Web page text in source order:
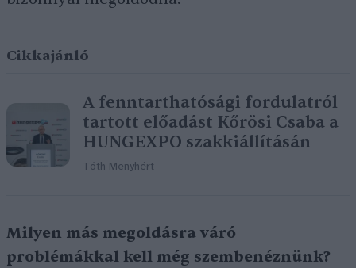
Cikkajánló
A fenntarthatósági fordulatról
tartott előadást Kőrösi Csaba a
HUNGEXPO szakkiállításán
Tóth Menyhért
Milyen más megoldásra váró
problémákkal kell még szembenéznünk?